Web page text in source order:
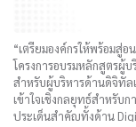
“เตรียมองค์กรให้พร้อมสู่
โครงการอบรมหลักสูตรผู้
สำหรับผู้บริหารด้านดิจิทัล
เข้าใจเชิงกลยุทธ์สำหรับ
ประเด็นสำคัญทั้งด้าน